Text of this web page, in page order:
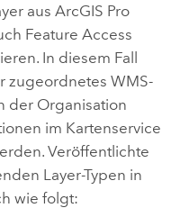
aus ArcGIS Pro
Feature Access
In diesem Fall
zugeordnetes WMS-
der Organisation
im Kartenservice
Veröffentlichte
Layer-Typen in
wie folgt: